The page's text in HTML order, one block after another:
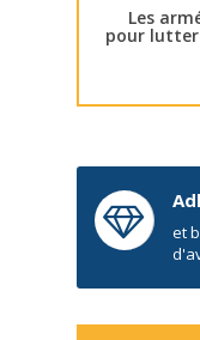
Les
pour lutter
et